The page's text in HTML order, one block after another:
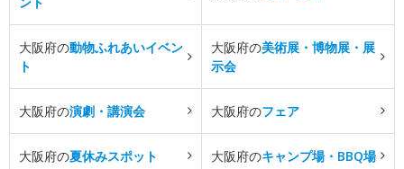
大阪府の動物ふれあいイベン
ト
大阪府の美術展・博物展・展
示会
大阪府の演劇・講演会 大阪府のフェア
大阪府の夏休みスポット 大阪府のキャンプ場・BBQ場